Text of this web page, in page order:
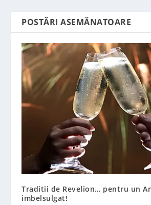
POSTĂRI ASEMĂNATOARE
Traditii de Revelion… pentru un
imbelsulgat!